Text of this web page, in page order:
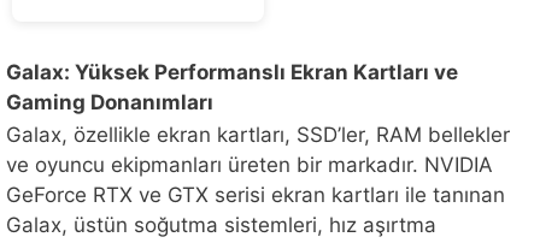
Galax: Yüksek Performanslı Ekran Kartları ve
Gaming Donanımları
Galax, özellikle ekran kartları, SSD’ler, RAM bellekler
ve oyuncu ekipmanları üreten bir markadır. NVIDIA
GeForce RTX ve GTX serisi ekran kartları ile tanınan
Galax, üstün soğutma sistemleri, hız aşırtma